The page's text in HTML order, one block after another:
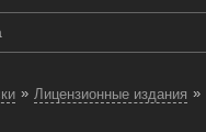
» Лицензионные издания »